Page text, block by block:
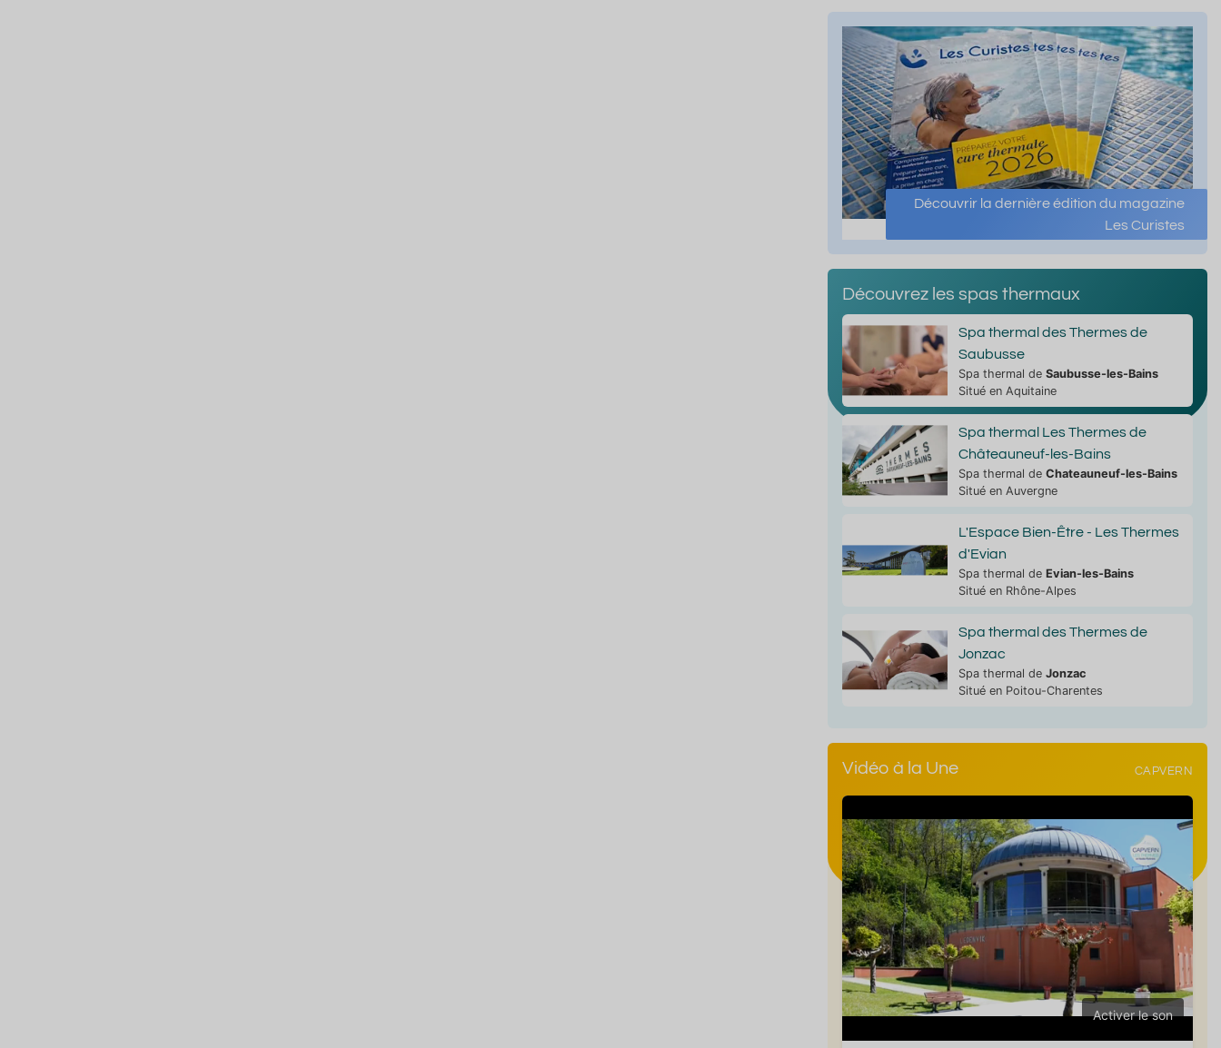
Découvrir la dernière édition du magazine
Les Curistes
Découvrez les spas thermaux
Spa thermal des Thermes de
Saubusse
Spa thermal de Saubusse-les-Bains
Situé en Aquitaine
Spa thermal Les Thermes de
Châteauneuf-les-Bains
Spa thermal de Chateauneuf-les-Bains
Situé en Auvergne
L'Espace Bien-Être - Les Thermes
d'Evian
Spa thermal de Evian-les-Bains
Situé en Rhône-Alpes
Spa thermal des Thermes de
Jonzac
Spa thermal de Jonzac
Situé en Poitou-Charentes
Vidéo à la Une CAPVERN
Activer le son